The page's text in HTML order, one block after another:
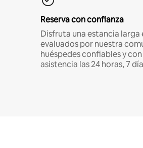
Reserva con confianza
Disfruta una estancia larga
evaluados por nuestra
huéspedes confiables y
asistencia las 24 horas, 7